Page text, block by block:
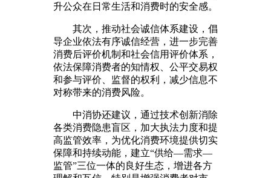
升公众在日常生活和消费时的安全感。
其次，推动社会诚信体系建设，倡
导企业依法有序诚信经营，进一步完善
消费后评价机制和社会信用评价体系，
依法保障消费者的知情权、公平交易权
和参与评价、监督的权利，减少信息不
对称带来的消费风险。
中消协还建议，通过技术创新消除
各类消费隐患盲区，加大执法力度和提
高监管效率，为优化消费环境提供切实
保障和持续动能，建立“供给—需求—
监管”三位一体的良好生态，增进各方